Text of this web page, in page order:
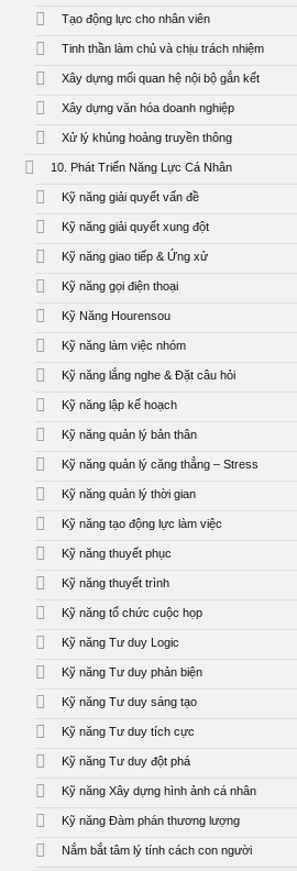
Tạo động lực cho nhân viên
Tinh thần làm chủ và chịu trách nhiệm
Xây dựng mối quan hệ nội bộ gắn kết
Xây dựng văn hóa doanh nghiệp
Xử lý khủng hoảng truyền thông
10. Phát Triển Năng Lực Cá Nhân
Kỹ năng giải quyết vấn đề
Kỹ năng giải quyết xung đột
Kỹ năng giao tiếp & Ứng xử
Kỹ năng gọi điện thoại
Kỹ Năng Hourensou
Kỹ năng làm việc nhóm
Kỹ năng lắng nghe & Đặt câu hỏi
Kỹ năng lập kế hoạch
Kỹ năng quản lý bản thân
Kỹ năng quản lý căng thẳng – Stress
Kỹ năng quản lý thời gian
Kỹ năng tạo động lực làm việc
Kỹ năng thuyết phục
Kỹ năng thuyết trình
Kỹ năng tổ chức cuộc họp
Kỹ năng Tư duy Logic
Kỹ năng Tư duy phản biện
Kỹ năng Tư duy sáng tạo
Kỹ năng Tư duy tích cực
Kỹ năng Tư duy đột phá
Kỹ năng Xây dựng hình ảnh cá nhân
Kỹ năng Đàm phán thương lượng
Nắm bắt tâm lý tính cách con người